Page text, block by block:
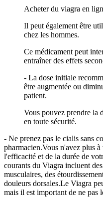
Acheter du viagra en
Il peut également être
chez les hommes.
Ce médicament peut
entraîner des effets
- La dose initiale
être augmentée ou
patient.
Vous pouvez prendre la
en toute sécurité.
- Ne prenez pas le cialis sans
pharmacien.Vous n'avez plus
l'efficacité et de la durée de
courants du Viagra incluent
musculaires, des
douleurs dorsales.Le Viagra
mais il est important de ne pas